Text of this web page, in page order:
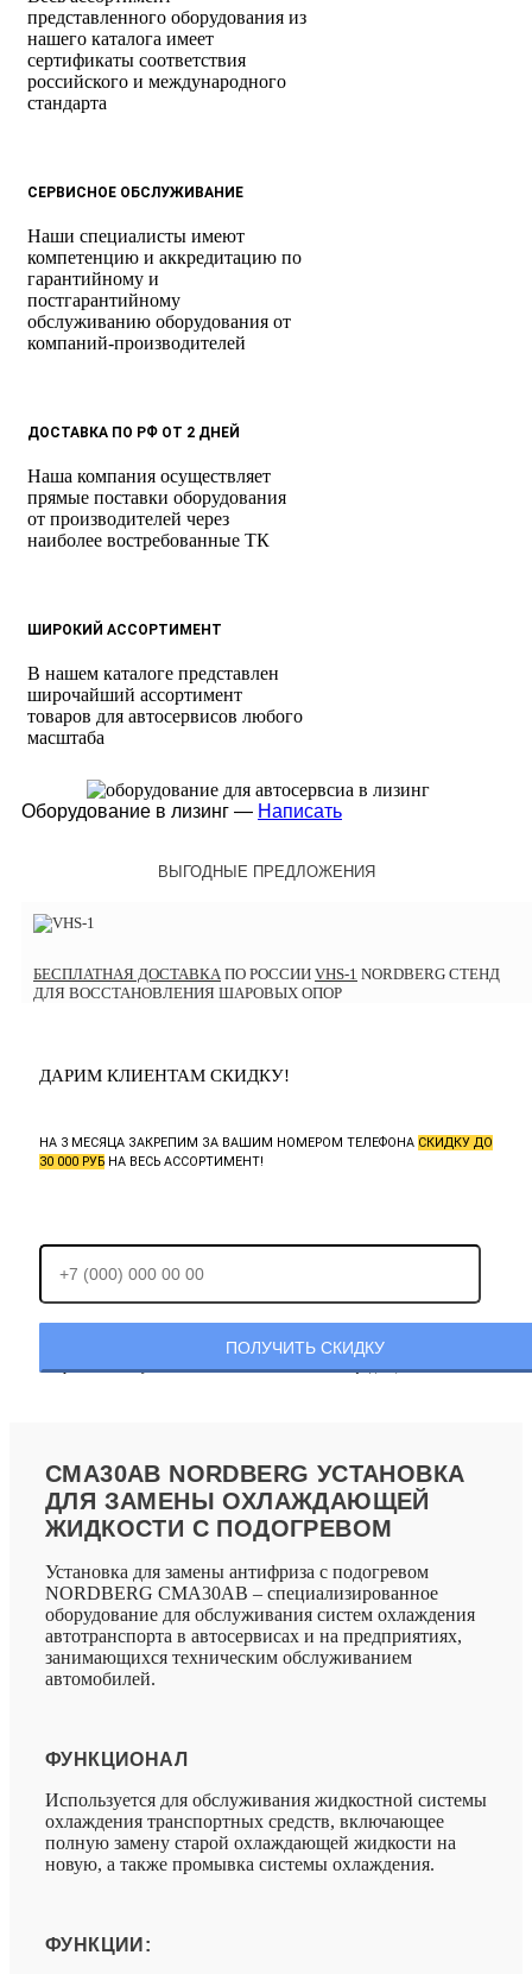
представленного оборудования из
нашего каталога имеет
сертификаты соответствия
российского и международного
стандарта
СЕРВИСНОЕ ОБСЛУЖИВАНИЕ
Наши специалисты имеют
компетенцию и аккредитацию по
гарантийному и
постгарантийному
обслуживанию оборудования от
компаний-производителей
ДОСТАВКА ПО РФ ОТ 2 ДНЕЙ
Наша компания осуществляет
прямые поставки оборудования
от производителей через
наиболее востребованные ТК
ШИРОКИЙ АССОРТИМЕНТ
В нашем каталоге представлен
широчайший ассортимент
товаров для автосервисов любого
масштаба
Оборудование в лизинг — Написать
ВЫГОДНЫЕ ПРЕДЛОЖЕНИЯ
БЕСПЛАТНАЯ ДОСТАВКА ПО РОССИИ VHS-1 NORDBERG СТЕНД
ДЛЯ ВОССТАНОВЛЕНИЯ ШАРОВЫХ ОПОР
ДАРИМ КЛИЕНТАМ СКИДКУ!
НА 3 МЕСЯЦА ЗАКРЕПИМ ЗА ВАШИМ НОМЕРОМ ТЕЛЕФОНА СКИДКУ ДО
30 000 РУБ НА ВЕСЬ АССОРТИМЕНТ!
Отправляя заявку, Вы соглашаетесь сполитикой конфиденциальности.
CMA30AB NORDBERG УСТАНОВКА
ДЛЯ ЗАМЕНЫ ОХЛАЖДАЮЩЕЙ
ЖИДКОСТИ С ПОДОГРЕВОМ
Установка для замены антифриза с подогревом
NORDBERG CMA30AB – специализированное
оборудование для обслуживания систем охлаждения
автотранспорта в автосервисах и на предприятиях,
занимающихся техническим обслуживанием
автомобилей.
ФУНКЦИОНАЛ
Используется для обслуживания жидкостной системы
охлаждения транспортных средств, включающее
полную замену старой охлаждающей жидкости на
новую, а также промывка системы охлаждения.
ФУНКЦИИ: